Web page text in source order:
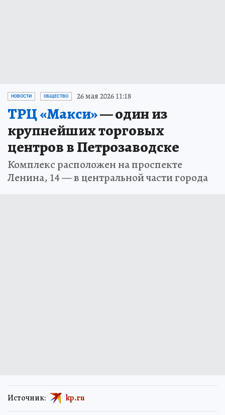
НОВОСТИ ОБЩЕСТВО 26 мая 2026 11:18
ТРЦ «Макси»— один из
крупнейших торговых
центров в Петрозаводске
Комплекс расположен на проспекте
Ленина, 14 — в центральной части города
Источник: kp.ru